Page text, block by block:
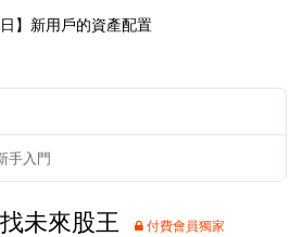
】新用戶的資產配置
手入門
未來股王 付費會員獨家